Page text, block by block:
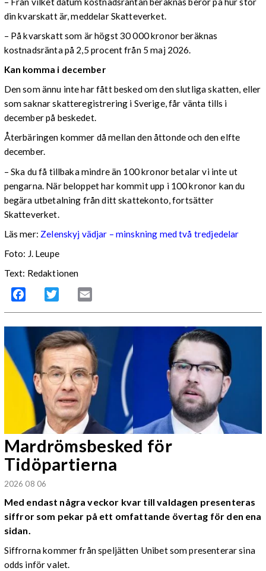
din kvarskatt är, meddelar Skatteverket.
– På kvarskatt som är högst 30 000 kronor beräknas
kostnadsränta på 2,5 procent från 5 maj 2026.
Kan komma i december
Den som ännu inte har fått besked om den slutliga skatten, eller
som saknar skatteregistrering i Sverige, får vänta tills i
december på beskedet.
Återbäringen kommer då mellan den åttonde och den elfte
december.
– Ska du få tillbaka mindre än 100 kronor betalar vi inte ut
pengarna. När beloppet har kommit upp i 100 kronor kan du
begära utbetalning från ditt skattekonto, fortsätter
Skatteverket.
Läs mer: Zelenskyj vädjar – minskning med två tredjedelar
Foto: J. Leupe
Text: Redaktionen
Facebook Twitter
Mardrömsbesked för
Tidöpartierna
2026 08 06
Med endast några veckor kvar till valdagen presenteras
siffror som pekar på ett omfattande övertag för den ena
sidan.
Siffrorna kommer från speljätten Unibet som presenterar sina
odds inför valet.